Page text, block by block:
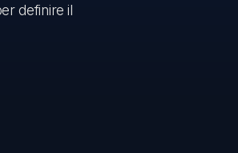
definire il